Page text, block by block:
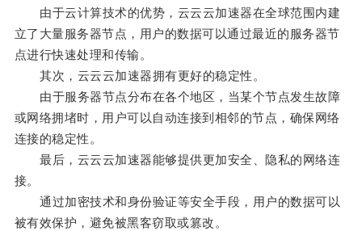
由于云计算技术的优势，云云云加速器在全球范围内建
立了大量服务器节点，用户的数据可以通过最近的服务器节
点进行快速处理和传输。
其次，云云云加速器拥有更好的稳定性。
由于服务器节点分布在各个地区，当某个节点发生故障
或网络拥堵时，用户可以自动连接到相邻的节点，确保网络
连接的稳定性。
最后，云云云加速器能够提供更加安全、隐私的网络连
接。
通过加密技术和身份验证等安全手段，用户的数据可以
被有效保护，避免被黑客窃取或篡改。